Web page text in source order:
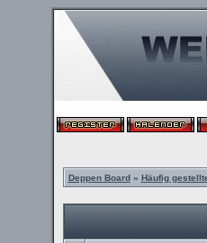
Deppen Board» Häufig